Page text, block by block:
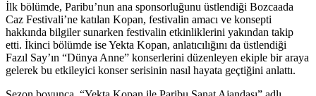
İlk bölümde, Paribu’nun ana sponsorluğunu üstlendiği Bozcaada
Caz Festivali’ne katılan Kopan, festivalin amacı ve konsepti
hakkında bilgiler sunarken festivalin etkinliklerini yakından takip
etti. İkinci bölümde ise Yekta Kopan, anlatıcılığını da üstlendiği
Fazıl Say’ın “Dünya Anne” konserlerini düzenleyen ekiple bir araya
gelerek bu etkileyici konser serisinin nasıl hayata geçtiğini anlattı.